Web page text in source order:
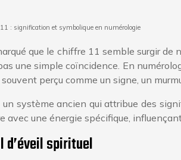
: signification et symbolique en numérologie
que le chiffre 11 semble surgir
une simple coïncidence. En
perçu comme un signe, un
un système ancien qui attribue des
avec une énergie spécifique,
d’éveil spirituel